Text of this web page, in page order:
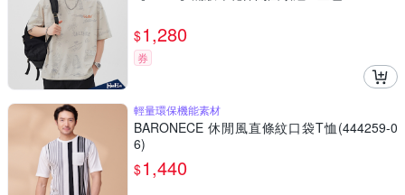
$1,280
券
輕量環保機能素材
BARONECE 休閒風直條紋口袋T恤(444259-0
6)
$1,440